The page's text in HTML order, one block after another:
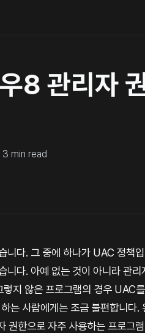
8 관리자
3 min read
니다. 그 중에 하나가 UAC 정책
니다. 아예 없는 것이 아니라 관
지 않은 프로그램의 경우 UAC
는 사람에게는 조금 불편합니다
권한으로 자주 사용하는 프로그